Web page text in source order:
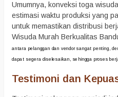
Umumnya, konveksi toga
estimasi waktu produksi yang
untuk memastikan distribusi
Wisuda Murah Berkualitas
antara pelanggan dan vendor sangat penting,
dapat segera diselesaikan, sehingga proses
Testimoni dan